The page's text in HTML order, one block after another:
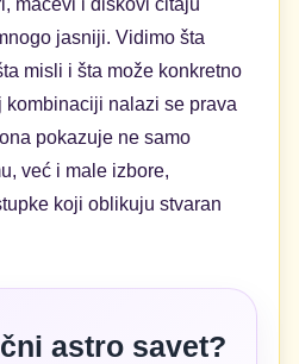
mačevi i diskovi čitaju
jasniji. Vidimo šta
misli i šta može konkretno
kombinaciji nalazi se prava
pokazuje ne samo
već i male izbore,
koji oblikuju stvaran
astro savet?